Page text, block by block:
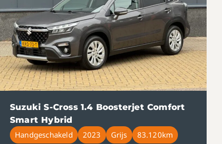
Suzuki S-Cross 1.4 Boosterjet Comfort
Smart Hybrid
Handgeschakeld
2023 Grijs 83.120km